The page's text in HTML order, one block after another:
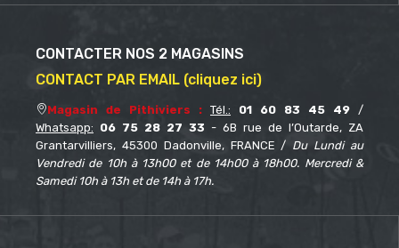
CONTACTER NOS 2 MAGASINS
CONTACT PAR EMAIL (cliquez ici)
Magasin de Pithiviers : Tél.: 01 60 83 45 49 /
Whatsapp: 06 75 28 27 33 - 6B rue de l’Outarde, ZA
Grantarvilliers, 45300 Dadonville, FRANCE / Du Lundi au
Vendredi de 10h à 13h00 et de 14h00 à 18h00. Mercredi &
Samedi 10h à 13h et de 14h à 17h.